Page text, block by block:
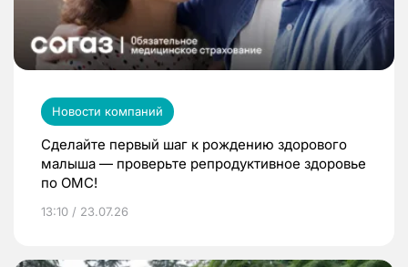
Новости компаний
Сделайте первый шаг к рождению здорового
малыша — проверьте репродуктивное здоровье
по ОМС!
13:10 / 23.07.26